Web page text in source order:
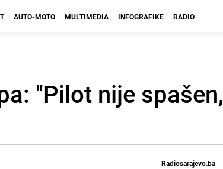
AUTO-MOTO MULTIMEDIA INFOGRAFIKE RADIO
"Pilot nije spašen,
Radiosarajevo.ba